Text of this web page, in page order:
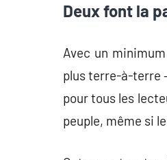
Deux font la
Avec un
plus terre-à-terre
pour tous les
peuple, même si